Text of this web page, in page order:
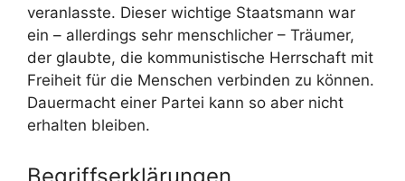
veranlasste. Dieser wichtige Staatsmann war
ein – allerdings sehr menschlicher – Träumer,
der glaubte, die kommunistische Herrschaft mit
Freiheit für die Menschen verbinden zu können.
Dauermacht einer Partei kann so aber nicht
erhalten bleiben.
Begriffserklärungen